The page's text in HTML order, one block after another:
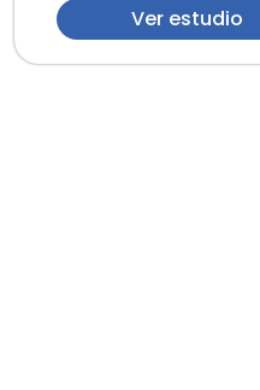
Ver estudio